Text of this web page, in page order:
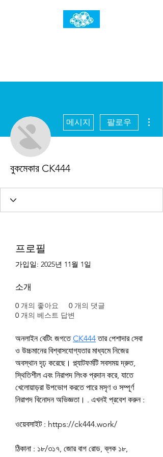
메시지 팔로우
বুকমেকার CK444
프로필
가입일: 2025년 11월 1일
소개
0 개의 좋아요 0 개의 댓글
0 개의 베스트 답변
অনলাইন বেটিং জগতে CK444 তার পেশাদার সেবা
ও উচ্চমানের বিশ্বাসযোগ্যতার মাধ্যমে নিজের
অবস্থান দৃঢ় করেছে। প্ল্যাটফর্মটি সবসময় দ্রুত,
স্থিতিশীল এবং নিরাপদ লিংক প্রদান করে, যাতে
খেলোয়াড়রা উপভোগ করতে পারে মসৃণ ও সম্পূর্ণ
নিরাপদ বিনোদন অভিজ্ঞতা। . এখনই প্রবেশ করুন :
ওয়েবসাইট : https://ck444.work/
ঠিকানা : ১৮/৩১৭, জোর বাগ রোড, ব্লক ১৮,